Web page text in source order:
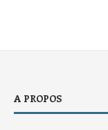
A PROPOS